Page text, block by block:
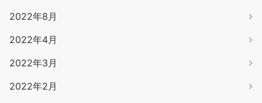
2022年8月
2022年4月
2022年3月
2022年2月